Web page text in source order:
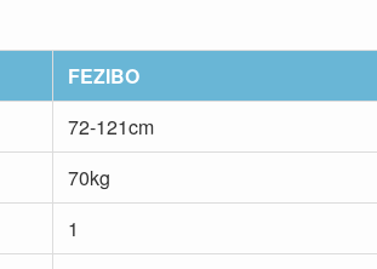
FEZIBO
72-121cm
70kg
1